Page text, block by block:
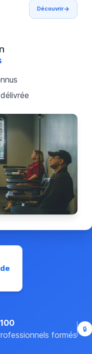
Découvrir→
formés
🔒